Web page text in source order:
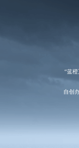
“蓝
自创